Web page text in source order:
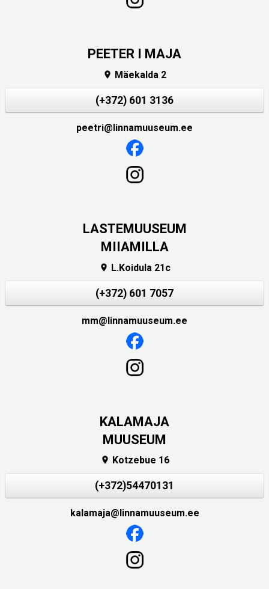
PEETER I MAJA
 Mäekalda 2
(+372) 601 3136
peetri@linnamuuseum.ee
LASTEMUUSEUM
MIIAMILLA
 L.Koidula 21c
(+372) 601 7057
mm@linnamuuseum.ee
KALAMAJA
MUUSEUM
 Kotzebue 16
(+372)54470131
kalamaja@linnamuuseum.ee